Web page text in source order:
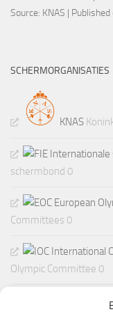
Source: KNAS
SCHERMORGANISATIES
KNAS
schermbond 0
Committees 0
Olympic Committee 0